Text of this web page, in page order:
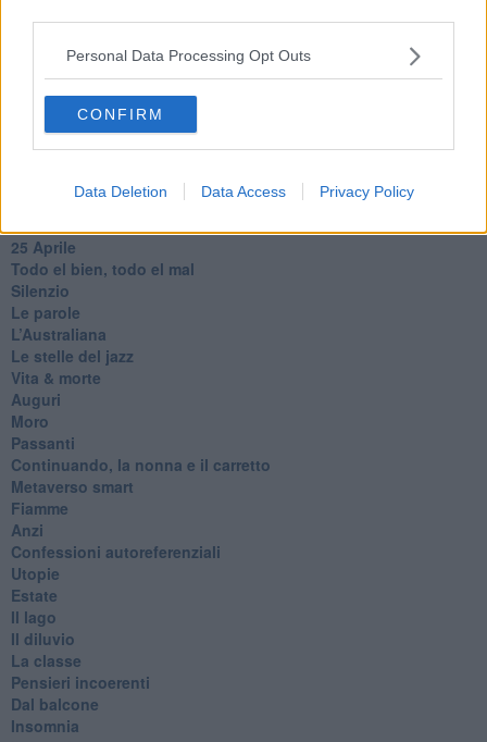
Personal Data Processing Opt Outs
CONFIRM
Data Deletion Data Access Privacy Policy
O sonho de um prisioneiro
Memòrias
Scrivi
Pillole
​“D” come delitto
25 Aprile
Todo el bien, todo el mal
Silenzio
Le parole
​L’Australiana
Le stelle del jazz
Vita & morte
Auguri
Moro
Passanti
Continuando, la nonna e il carretto
Metaverso smart
Fiamme
Anzi
Confessioni autoreferenziali
Utopie
Estate
Il lago
Il diluvio
La classe
Pensieri incoerenti
Dal balcone
Insomnia